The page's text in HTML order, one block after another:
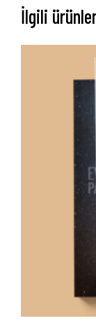
Yayın
İlgili